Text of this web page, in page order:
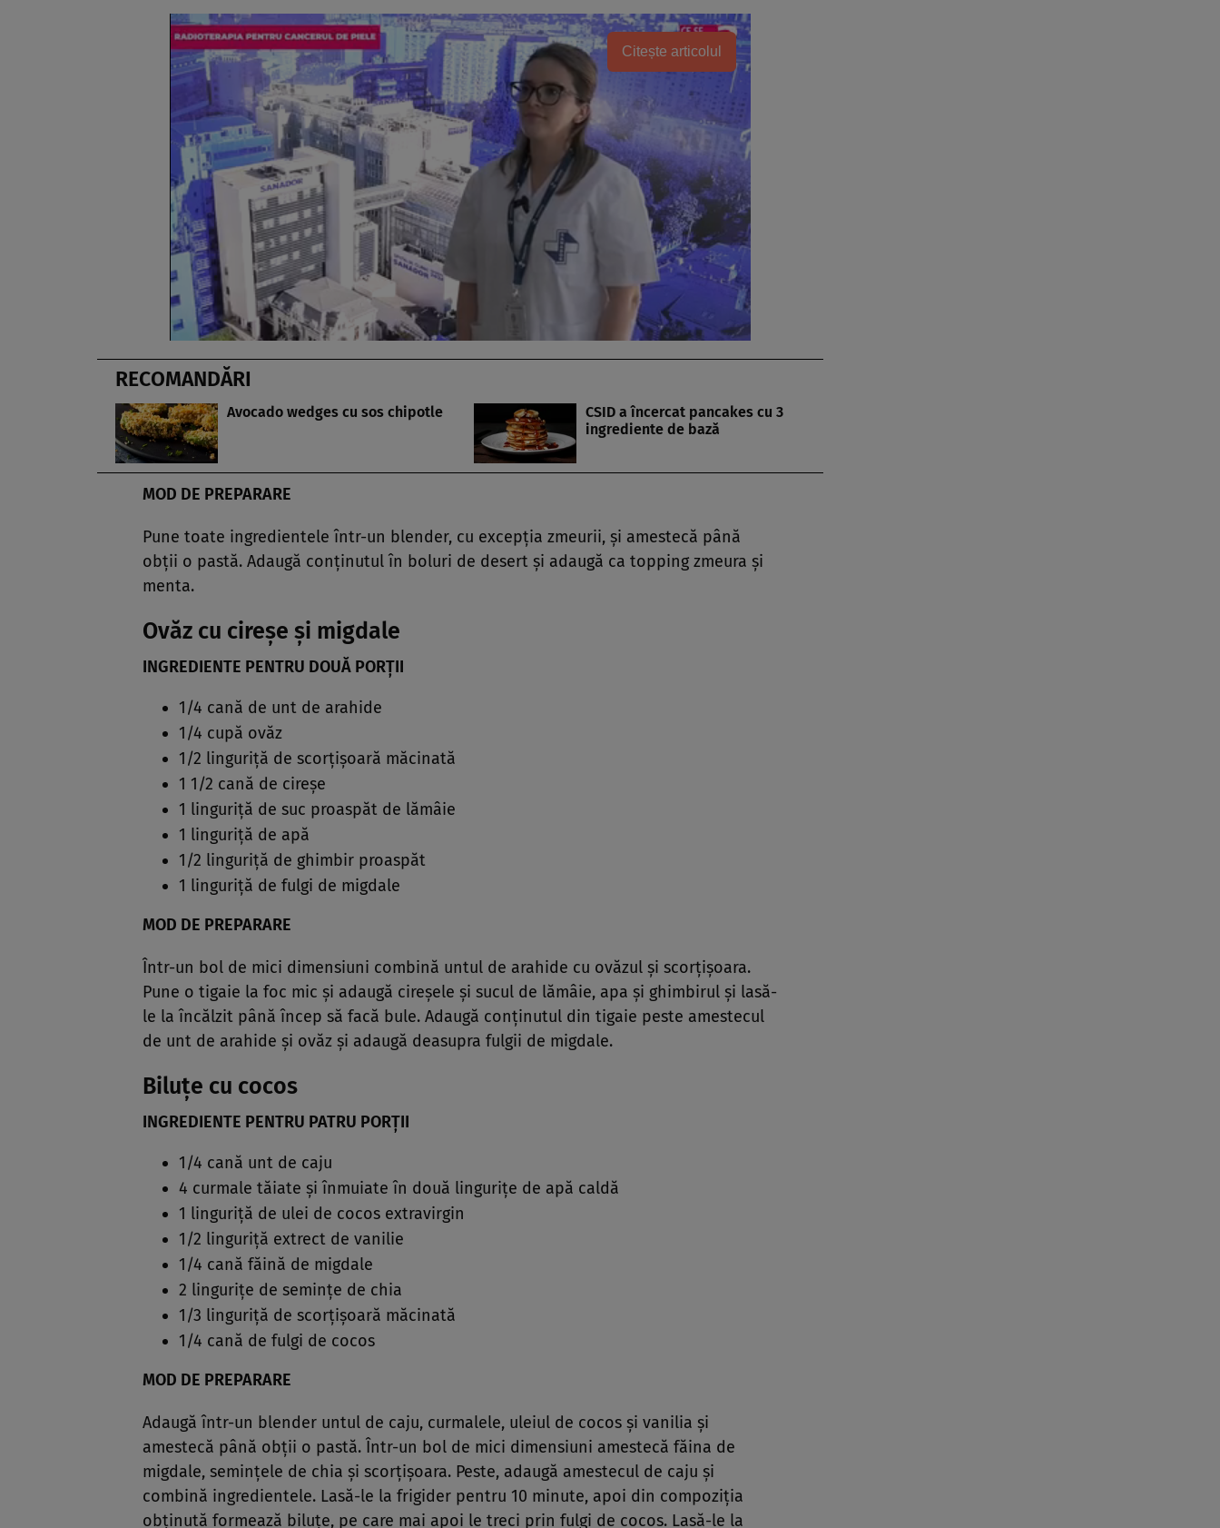
Citește articolul
RECOMANDĂRI
Avocado wedges cu sos chipotle
CSID a încercat pancakes cu 3
ingrediente de bază
MOD DE PREPARARE
Pune toate ingredientele într-un blender, cu excepţia zmeurii, şi amestecă până
obţii o pastă. Adaugă conţinutul în boluri de desert şi adaugă ca topping zmeura şi
menta.
Ovăz cu cireşe şi migdale
INGREDIENTE PENTRU DOUĂ PORŢII
1/4 cană de unt de arahide
1/4 cupă ovăz
1/2 linguriţă de scorţişoară măcinată
1 1/2 cană de cireşe
1 linguriţă de suc proaspăt de lămâie
1 linguriţă de apă
1/2 linguriţă de ghimbir proaspăt
1 linguriţă de fulgi de migdale
MOD DE PREPARARE
Într-un bol de mici dimensiuni combină untul de arahide cu ovăzul şi scorţişoara.
Pune o tigaie la foc mic şi adaugă cireşele şi sucul de lămâie, apa şi ghimbirul şi lasă-
le la încălzit până încep să facă bule. Adaugă conţinutul din tigaie peste amestecul
de unt de arahide şi ovăz şi adaugă deasupra fulgii de migdale.
Biluţe cu cocos
INGREDIENTE PENTRU PATRU PORŢII
1/4 cană unt de caju
4 curmale tăiate şi înmuiate în două linguriţe de apă caldă
1 linguriţă de ulei de cocos extravirgin
1/2 linguriţă extrect de vanilie
1/4 cană făină de migdale
2 linguriţe de seminţe de chia
1/3 linguriţă de scorţişoară măcinată
1/4 cană de fulgi de cocos
MOD DE PREPARARE
Adaugă într-un blender untul de caju, curmalele, uleiul de cocos şi vanilia şi
amestecă până obţii o pastă. Într-un bol de mici dimensiuni amestecă făina de
migdale, seminţele de chia şi scorţişoara. Peste, adaugă amestecul de caju şi
combină ingredientele. Lasă-le la frigider pentru 10 minute, apoi din compoziţia
obţinută formează biluţe, pe care mai apoi le treci prin fulgi de cocos. Lasă-le la